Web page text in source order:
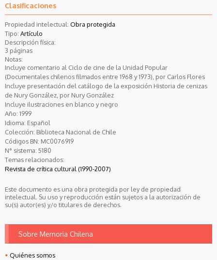
Clasificaciones
Propiedad intelectual: Obra protegida
Tipo: Artículo
Descripción física:
3 páginas
Notas:
Incluye comentario al Ciclo de cine de la Unidad Popular
(Documentales chilenos filmados entre 1968 y 1973), por Carlos Flores
Incluye presentación del catálogo de la exposición Historia de cenizas
de Nury González, por Nury González
Incluye ilustraciones en blanco y negro
Año: 1999
Idioma: Español
Colección: Biblioteca Nacional de Chile
Códigos BN: MC0076919
N° sistema: 5180
Temas relacionados:
Revista de crítica cultural (1990-2007)
Este documento es una obra protegida por ley de propiedad
intelectual. Su uso y reproducción están sujetos a la autorización de
su(s) autor(es) y/o titulares de derechos.
Sobre Memoria Chilena
Quiénes somos